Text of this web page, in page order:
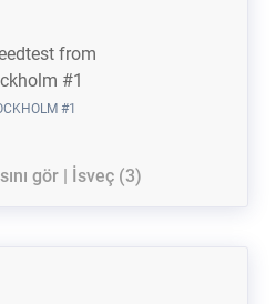
#1
gör | İsveç (3)